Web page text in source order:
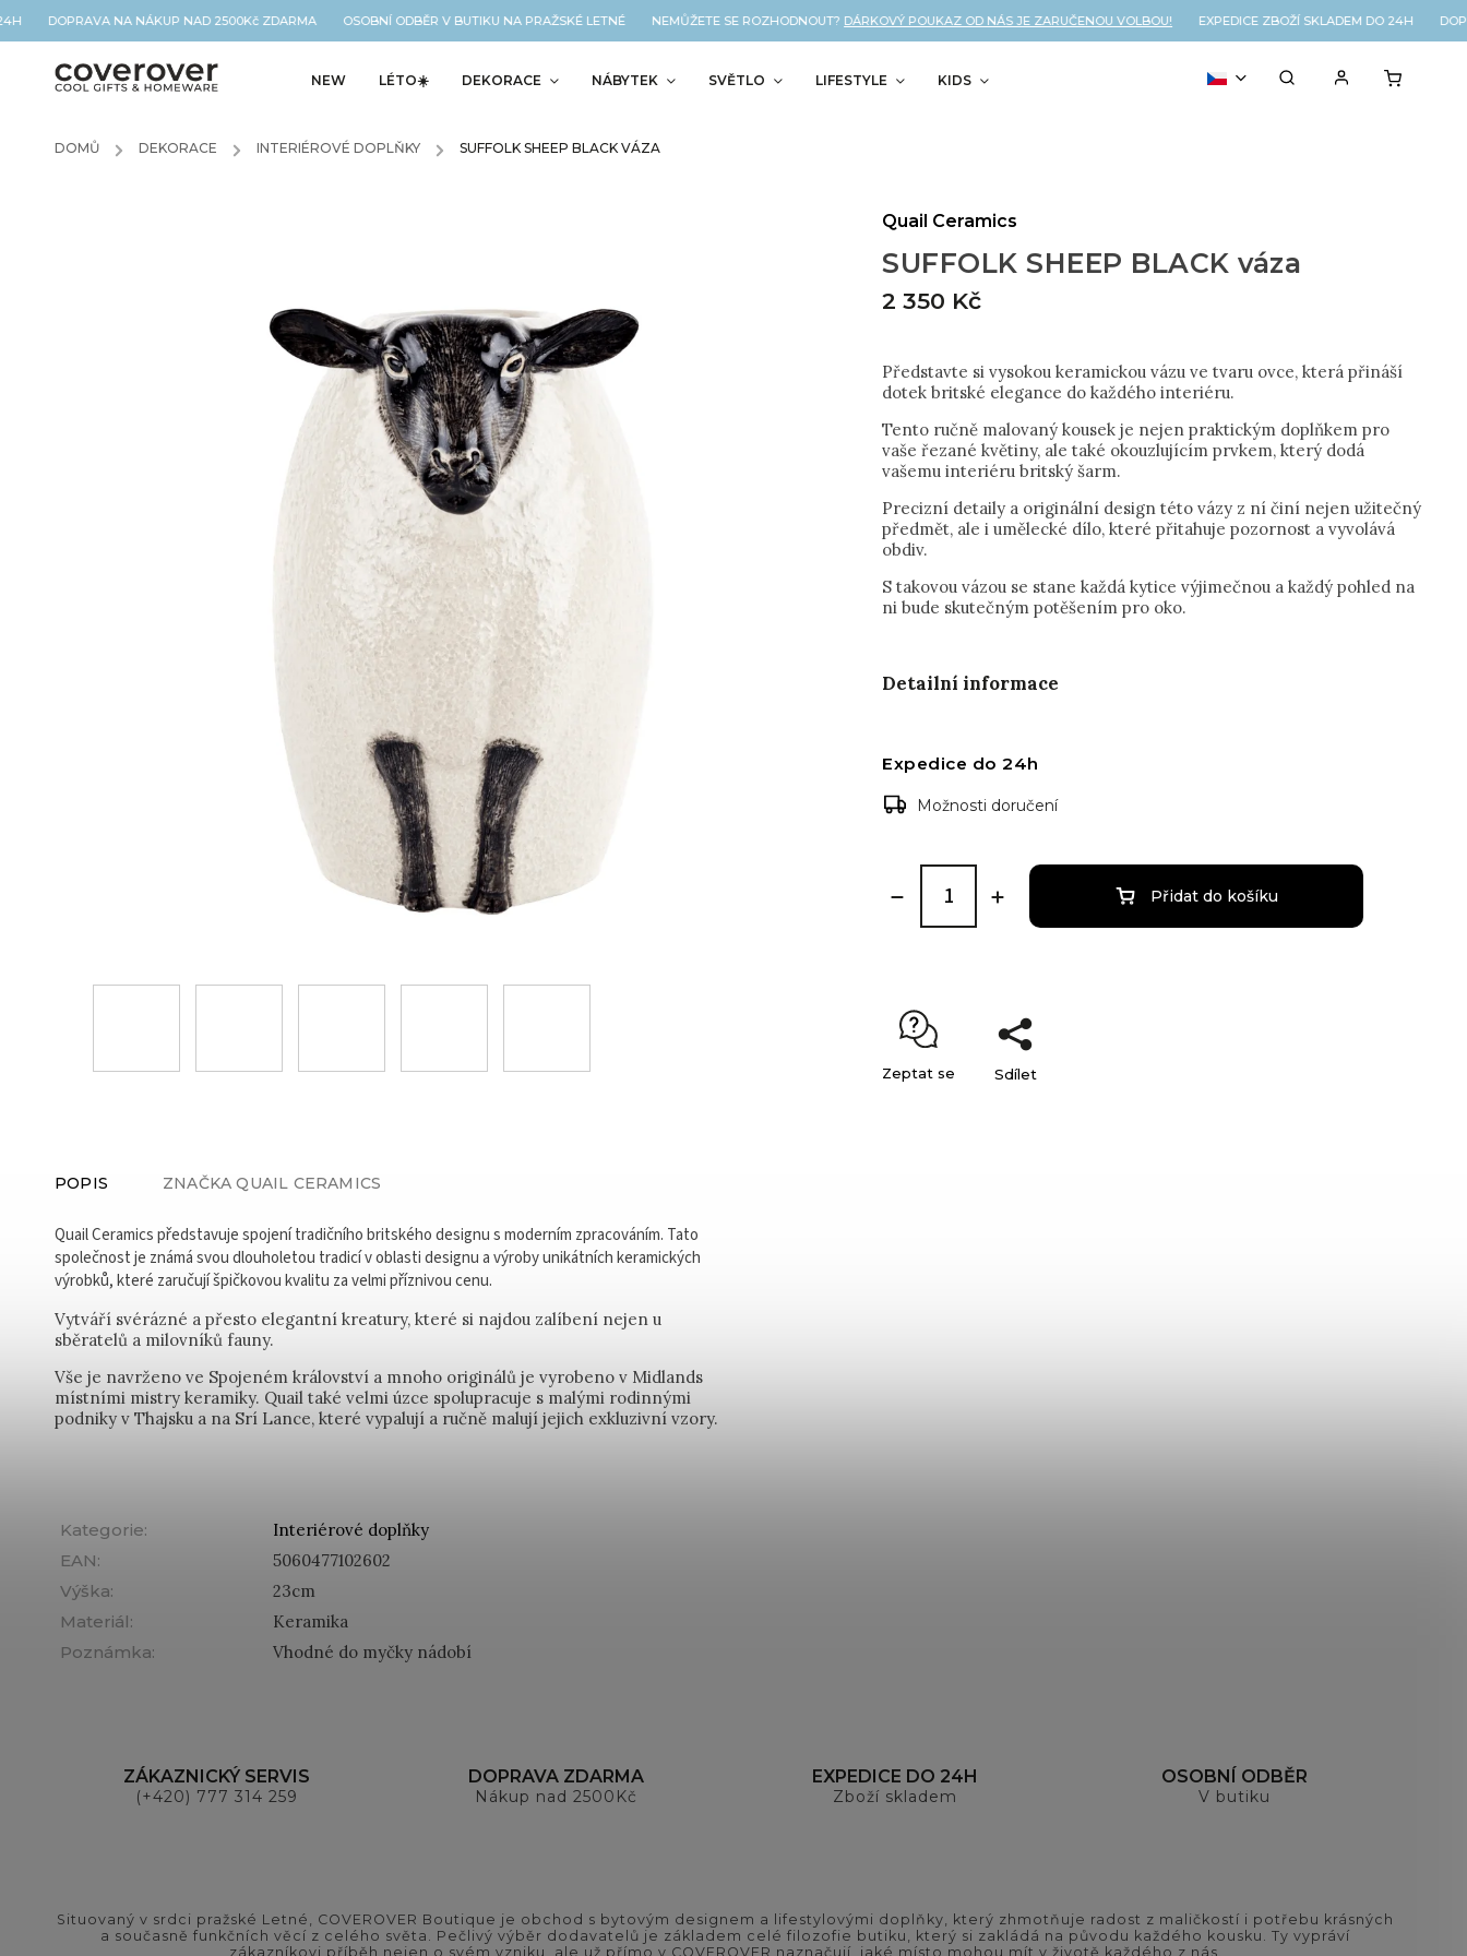
DOPRAVA NA NÁKUP NAD 2500Kč ZDARMA OSOBNÍ ODBĚR V BUTIKU NA PRAŽSKÉ LETNÉ NEMŮŽETE SE ROZHODNOUT?DÁRKOVÝ POUKAZ OD NÁS JE ZARUČENOU VOLBOU! EXPEDICE ZBOŽÍ SKLADEM DO 24H
NEW LÉTO☀️ DEKORACE NÁBYTEK SVĚTLO LIFESTYLE KIDS
DOMŮ / DEKORACE / INTERIÉROVÉ DOPLŇKY / SUFFOLK SHEEP BLACK VÁZA
SUFFOLK SHEEP BLACK váza
2 350 Kč
Představte si vysokou keramickou vázu ve tvaru ovce, která přináší
dotek britské elegance do každého interiéru.
Tento ručně malovaný kousek je nejen praktickým doplňkem pro
vaše řezané květiny, ale také okouzlujícím prvkem, který dodá
vašemu interiéru britský šarm.
Precizní detaily a originální design této vázy z ní činí nejen užitečný
předmět, ale i umělecké dílo, které přitahuje pozornost a vyvolává
obdiv.
S takovou vázou se stane každá kytice výjimečnou a každý pohled na
ni bude skutečným potěšením pro oko.
Detailní informace
Quail Ceramics
Expedice do 24h
Možnosti doručení
Přidat do košíku
Zeptat se Sdílet
POPIS ZNAČKA QUAIL CERAMICS
Quail Ceramics představuje spojení tradičního britského designu s moderním zpracováním. Tato
společnost je známá svou dlouholetou tradicí v oblasti designu a výroby unikátních keramických
výrobků, které zaručují špičkovou kvalitu za velmi příznivou cenu.
Vytváří svérázné a přesto elegantní kreatury, které si najdou zalíbení nejen u
sběratelů a milovníků fauny.
Vše je navrženo ve Spojeném království a mnoho originálů je vyrobeno v Midlands
místními mistry keramiky. Quail také velmi úzce spolupracuje s malými rodinnými
podniky v Thajsku a na Srí Lance, které vypalují a ručně malují jejich exkluzivní vzory.
Kategorie:
Interiérové doplňky
EAN:
5060477102602
Výška:
23cm
Materiál:
Keramika
Poznámka: Vhodné do myčky nádobí
ZÁKAZNICKÝ SERVIS
(+420) 777 314 259
DOPRAVA ZDARMA
Nákup nad 2500Kč
EXPEDICE DO 24H
Zboží skladem
OSOBNÍ ODBĚR
V butiku
Situovaný v srdci pražské Letné, COVEROVER Boutique je obchod s bytovým designem a lifestylovými doplňky, který zhmotňuje radost z maličkostí i potřebu krásných
a současně funkčních věcí z celého světa. Pečlivý výběr dodavatelů je základem celé filozofie butiku, který si zakládá na původu každého kousku. Ty vypráví
zákazníkovi příběh nejen o svém vzniku, ale už přímo v COVEROVER naznačují, jaké místo mohou mít v životě každého z nás.